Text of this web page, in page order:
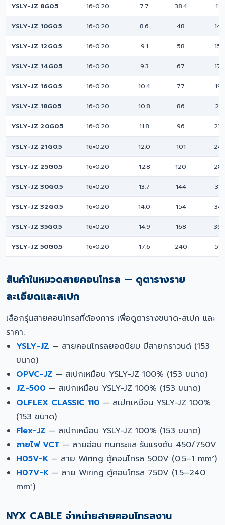
YSLY-JZ 8G0.5 16×0.20 7.7 38.4 110
YSLY-JZ 10G0.5 16×0.20 8.6 48 140
YSLY-JZ 12G0.5 16×0.20 9.1 58 150
YSLY-JZ 14G0.5 16×0.20 9.3 67 170
YSLY-JZ 16G0.5 16×0.20 10.4 77 195
YSLY-JZ 18G0.5 16×0.20 10.8 86 215
YSLY-JZ 20G0.5 16×0.20 11.8 96
YSLY-JZ 21G0.5 16×0.20 12.0 101
YSLY-JZ 25G0.5 16×0.20 12.8 120
YSLY-JZ 30G0.5 16×0.20 13.7 144 310
YSLY-JZ 32G0.5 16×0.20 14.0 154
YSLY-JZ 35G0.5 16×0.20 14.9 168
YSLY-JZ 50G0.5 16×0.20 17.6 240 510
สินค้าในหมวดสายคอนโทรล — ดูตารางราย
ละเอียดและสเปก
เลือกรุ่นสายคอนโทรลที่ต้องการ เพื่อดูตารางขนาด-สเปก และ
ราคา:
YSLY-JZ — สายคอนโทรลยอดนิยม มีสายกราวนด์ (153
ขนาด)
OPVC-JZ — สเปกเหมือน YSLY-JZ 100% (153 ขนาด)
JZ-500 — สเปกเหมือน YSLY-JZ 100% (153 ขนาด)
OLFLEX CLASSIC 110 — สเปกเหมือน YSLY-JZ 100%
(153 ขนาด)
Flex-JZ — สเปกเหมือน YSLY-JZ 100% (153 ขนาด)
สายไฟ VCT — สายอ่อน ทนกระแส รับแรงดัน 450/750V
H05V-K — สาย Wiring ตู้คอนโทรล 500V (0.5–1 mm²)
H07V-K — สาย Wiring ตู้คอนโทรล 750V (1.5–240
mm²)
NYX CABLE จำหน่ายสายคอนโทรลงาน